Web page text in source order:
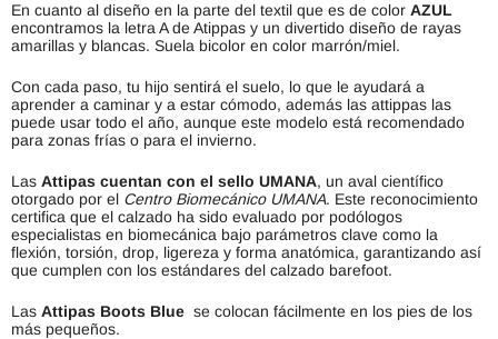
En cuanto al diseño en la parte del textil que es de color AZUL
encontramos la letra A de Atippas y un divertido diseño de rayas
amarillas y blancas. Suela bicolor en color marrón/miel.
Con cada paso, tu hijo sentirá el suelo, lo que le ayudará a
aprender a caminar y a estar cómodo, además las attippas las
puede usar todo el año, aunque este modelo está recomendado
para zonas frías o para el invierno.
Las Attipas cuentan con el sello UMANA, un aval científico
otorgado por el Centro Biomecánico UMANA. Este reconocimiento
certifica que el calzado ha sido evaluado por podólogos
especialistas en biomecánica bajo parámetros clave como la
flexión, torsión, drop, ligereza y forma anatómica, garantizando así
que cumplen con los estándares del calzado barefoot.
Las Attipas Boots Blue se colocan fácilmente en los pies de los
más pequeños.